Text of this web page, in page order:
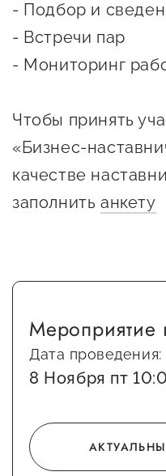
Оказание
Обучающие
Онлайн-
Экскурсии
Центр поддержки
Каталог
продукции
Госзакупки для
Каталог
Инвестору
- Подбор и
- Встречи пар
- Мониторинг
Чтобы принять
«Бизнес-
качестве
заполнить анкету
Дата проведения:
8 Ноября пт